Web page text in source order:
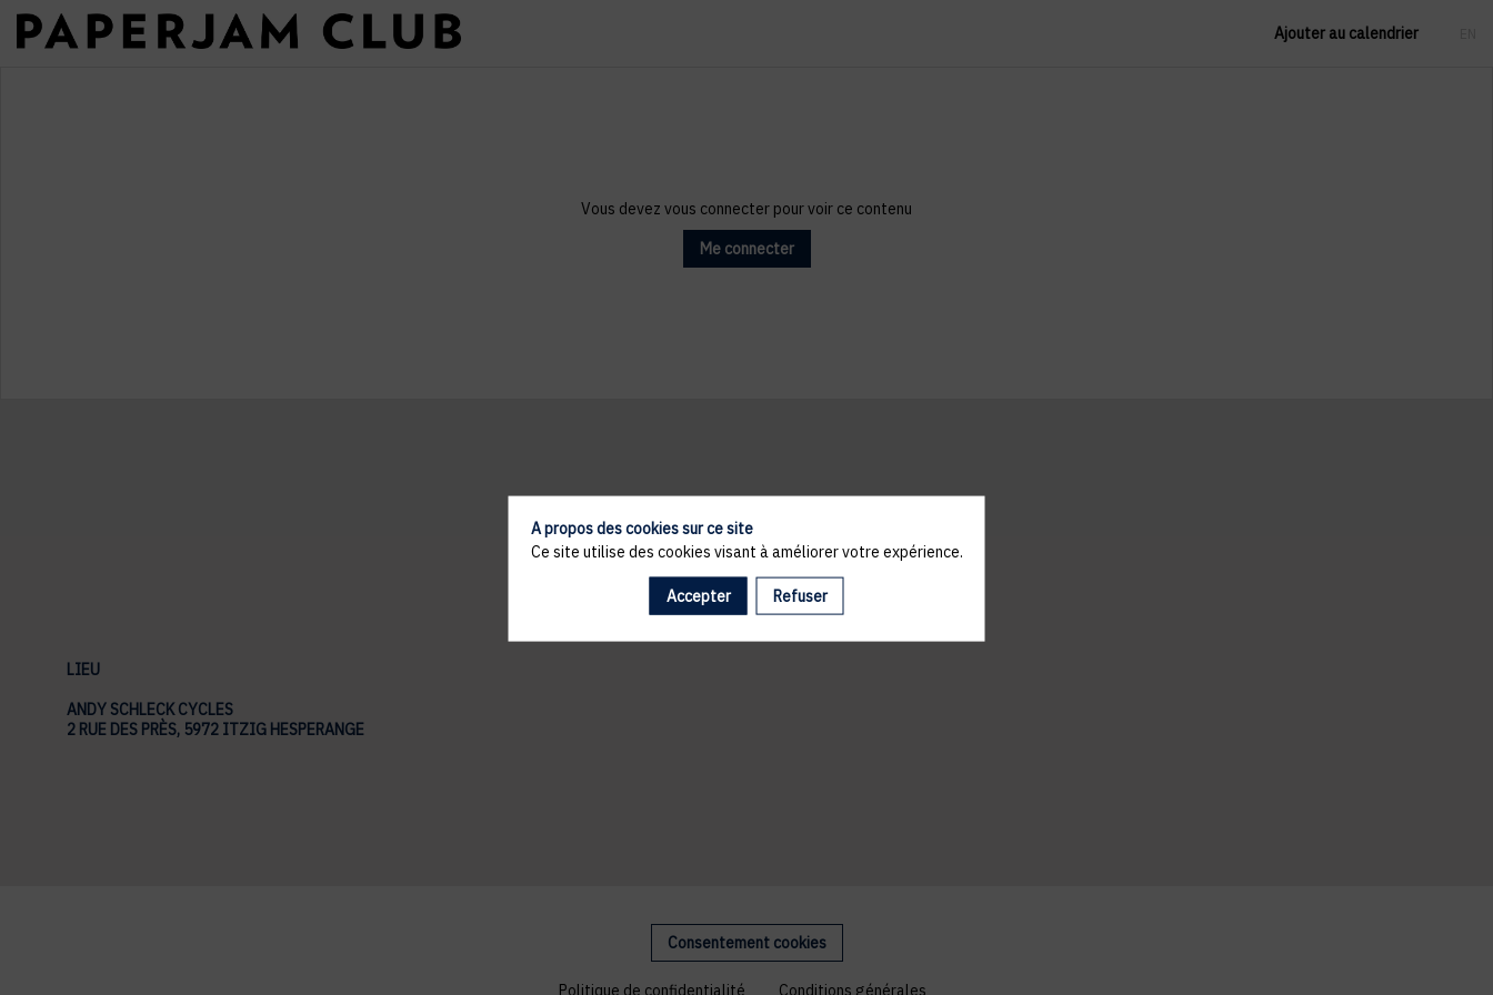
Ajouter au calendrier
Vous devez vous connecter pour voir ce contenu
Me connecter
LIEU
ANDY SCHLECK CYCLES
2 RUE DES PRÈS, 5972 ITZIG HESPERANGE
Consentement cookies
Politique de confidentialité Conditions générales
A propos des cookies sur ce site
Ce site utilise des cookies visant à améliorer votre expérience.
Accepter Refuser